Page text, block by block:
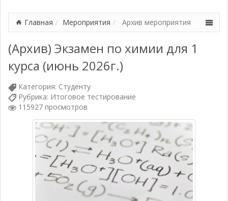
Главная Мероприятия Архив мероприятия
(Архив) Экзамен по химии для 1
курса (июнь 2026г.)
Категория: Студенту
Рубрика: Итоговое тестирование
115927 просмотров